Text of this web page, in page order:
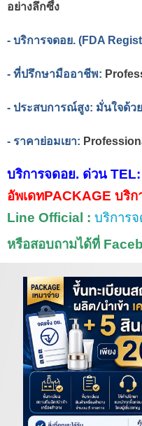
อย่างลึกซึ้ง
- บริการจดอย. (FDA
- ที่ปรึกษามืออาชีพ:
- ประสบการณ์สูง: มั่นใจด้ว
- ราคาย่อมเยา:
บริการจดอย. ด่วน
อัพเดทPACKAGE บริ
Line Official : บริการ
หรือสอบถามได้ที่